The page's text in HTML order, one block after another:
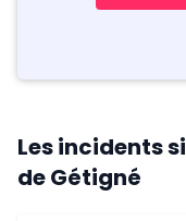
Les incidents
de Gétigné